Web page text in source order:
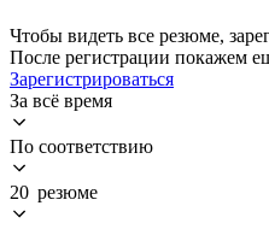
Чтобы видеть все резюме,
После регистрации покажем
Зарегистрироваться
За всё время
По соответствию
20 резюме